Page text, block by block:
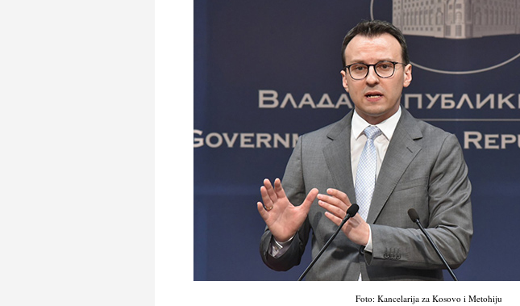
Foto: Kancelarija za Kosovo i Metohiju